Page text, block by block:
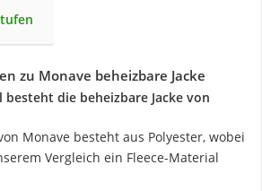
zu Monave beheizbare Jacke
die beheizbare Jacke von
Monave besteht aus Polyester, wobei
Vergleich ein Fleece-Material